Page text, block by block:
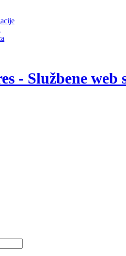
- Službene web